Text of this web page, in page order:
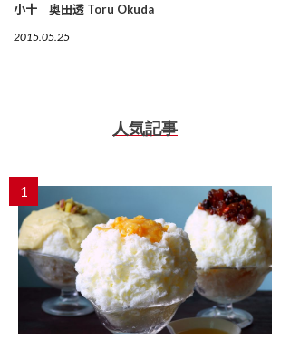
小十 奥田透 Toru Okuda
2015.05.25
人気記事
1